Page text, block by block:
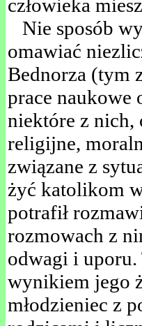
człowieka
Nie sposób
omawiać
Bednorza (tym
prace naukowe
niektóre z nich,
religijne,
związane z
żyć katolikom
potrafił
rozmowach z
odwagi i uporu.
wynikiem jego
młodzieniec z